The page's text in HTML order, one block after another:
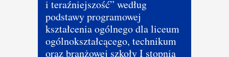
i teraźniejszość” według
podstawy programowej
kształcenia ogólnego dla liceum
ogólnokształcącego, technikum
oraz branżowej szkoły I stopnia